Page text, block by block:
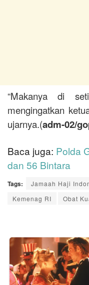
“Makanya di
mengingatkan
ujarnya.(adm-02/
Baca juga: Polda
dan 56 Bintara
Tags: Jamaah Haji
Kemenag RI
Obat